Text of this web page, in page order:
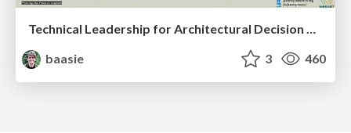
baasie
3 460